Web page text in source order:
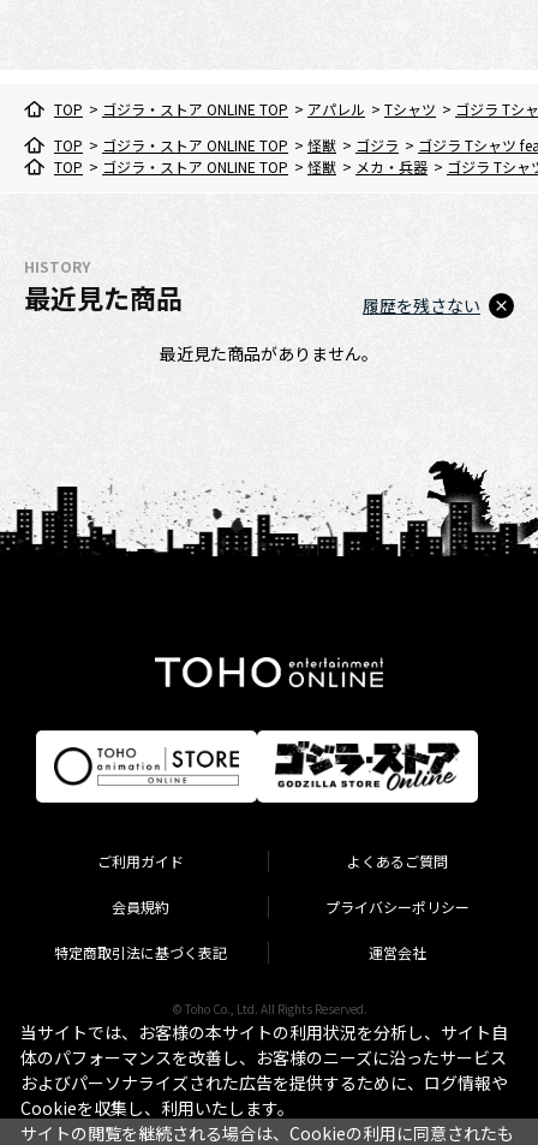
TOP > ゴジラ・ストア ONLINE TOP > アパレル > Tシャツ > ゴジラ Tシ
TOP > ゴジラ・ストア ONLINE TOP > 怪獣 > ゴジラ > ゴジラ Tシャツ
TOP > ゴジラ・ストア ONLINE TOP > 怪獣 > メカ・兵器 > ゴジラ Tシャ
HISTORY
最近見た商品
最近見た商品がありません。
履歴を残さない
ご利用ガイド よくあるご質問
会員規約 プライバシーポリシー
特定商取引法に基づく表記 運営会社
© Toho Co., Ltd. All Rights Reserved.
当サイトでは、お客様の本サイトの利用状況を分析し、サイト自
体のパフォーマンスを改善し、お客様のニーズに沿ったサービス
およびパーソナライズされた広告を提供するために、ログ情報や
Cookieを収集し、利用いたします。
サイトの閲覧を継続される場合は、Cookieの利用に同意されたも